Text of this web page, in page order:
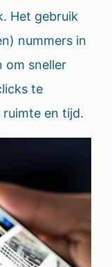
Het gebruik
nummers in
om sneller
te
en tijd.